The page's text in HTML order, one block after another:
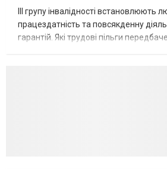
III групу інвалідності
працездатність та повсякденну
гарантій. Які трудові пільги